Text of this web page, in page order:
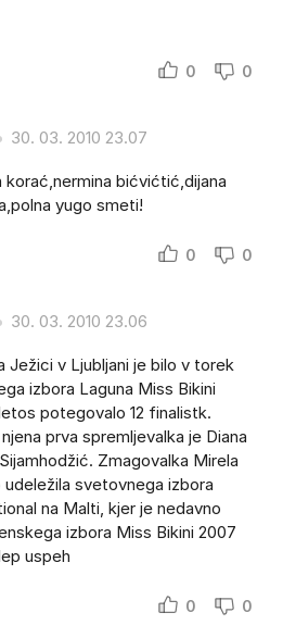
0 0
30. 03. 2010 23.07
bićvićtić,dijana
yugo smeti!
0 0
30. 03. 2010 23.06
Ježici v Ljubljani je bilo v torek
izbora Laguna Miss Bikini
potegovalo 12 finalistk.
prva spremljevalka je Diana
Zmagovalka Mirela
svetovnega izbora
na Malti, kjer je nedavno
izbora Miss Bikini 2007
uspeh
0 0